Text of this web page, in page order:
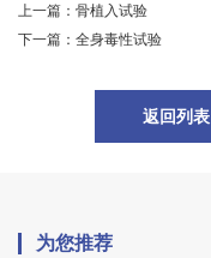
上一篇： 骨植入试验
下一篇： 全身毒性试验
返回列表
为您推荐